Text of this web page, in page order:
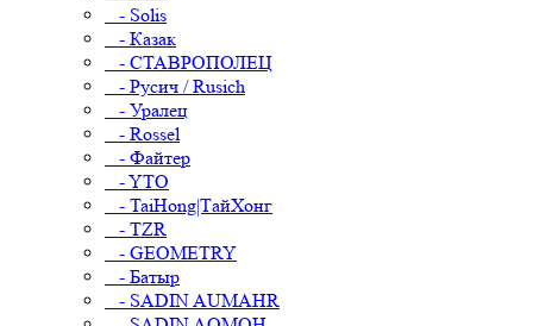
- Solis
- Казак
- СТАВРОПОЛЕЦ
- Русич / Rusich
- Уралец
- Rossel
- Файтер
- YTO
- TaiHong|ТайХонг
- TZR
- GEOMETRY
- Батыр
- SADIN AUMAHR